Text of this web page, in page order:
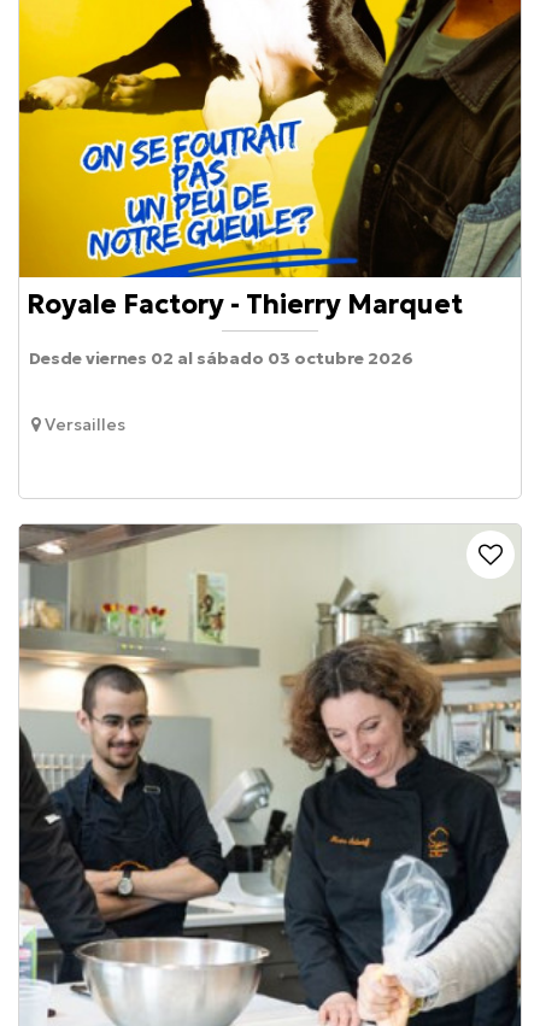
Royale Factory - Thierry Marquet
Versailles
Desde viernes 02 al sábado 03 octubre 2026